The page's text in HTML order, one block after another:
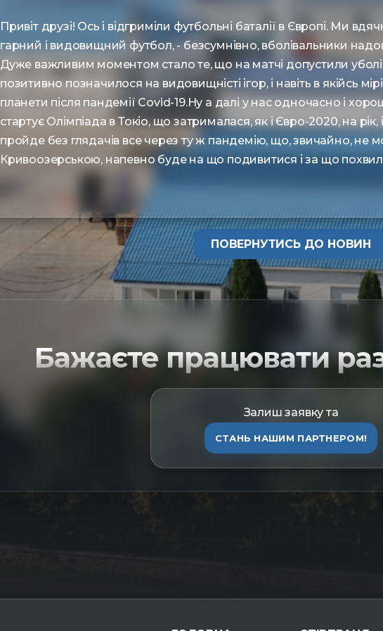
Привіт друзі! Ось і відгриміли футбольні баталії в Європі. Ми
гарний і видовищний футбол, - безсумнівно, вболівальники
Дуже важливим моментом стало те, що на матчі допустили
позитивно позначилося на видовищністі ігор, і навіть в якійсь
планети після пандемії Covid-19.Ну а далі у нас одночасно і
стартує Олімпіада в Токіо, що затрималася, як і Євро-2020, на
пройде без глядачів все через ту ж пандемію, що, звичайно, не
Кривоозерською, напевно буде на що подивитися і за що
ПОВЕРНУТИСЬ ДО НОВИН
Бажаєте працювати
Залиш заявку та
СТАНЬ НАШИМ ПАРТНЕРОМ!